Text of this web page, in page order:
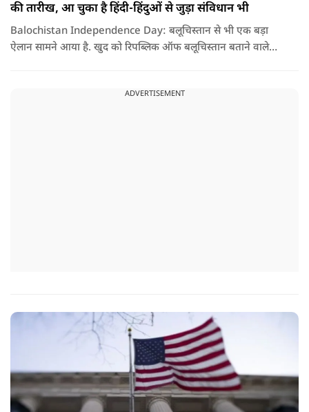
की तारीख, आ चुका है हिंदी-हिंदुओं से जुड़ा संविधान भी
Balochistan Independence Day: बलूचिस्तान से भी एक बड़ा
ऐलान सामने आया है. खुद को रिपब्लिक ऑफ बलूचिस्तान बताने वाले
ADVERTISEMENT